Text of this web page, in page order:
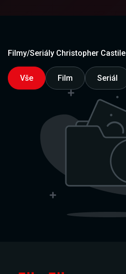
Filmy/Seriály Christopher Castile
Vše Film Seriál